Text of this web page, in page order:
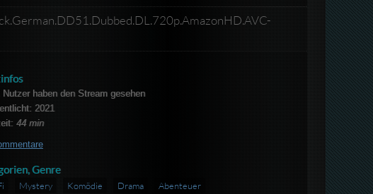
Nutzer haben den Stream gesehen
2021
44 min
Genre
Mystery Komödie Drama Abenteuer